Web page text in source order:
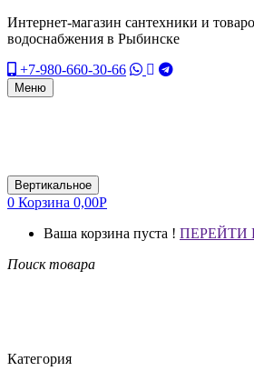
Интернет-магазин сантехники и
водоснабжения в Рыбинске
+7-980-660-30-66
Меню
Вертикальное
0 Корзина 0,00Р
Ваша корзина пуста ! ПЕРЕЙТИ
Поиск товара
Категория